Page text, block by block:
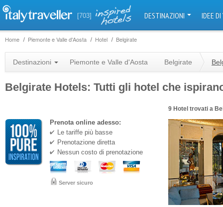
[703] DESTINAZIONI IDEE
Home Piemonte e Valle d'Aosta Hotel Belgirate
Destinazioni Piemonte e Valle d'Aosta Belgirate
Belgirate Hotels: Tutti gli hotel che
9 Hotel trovati a
Prenota online adesso:
Le tariffe più basse
Prenotazione diretta
Nessun costo di prenotazione
Server sicuro